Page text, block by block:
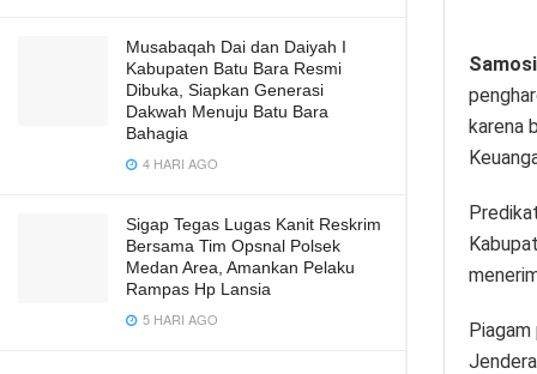
Musabaqah Dai dan Daiyah I
Kabupaten Batu Bara Resmi
Dibuka, Siapkan Generasi
Dakwah Menuju Batu Bara
Bahagia
4 HARI AGO
Sigap Tegas Lugas Kanit Reskrim
Bersama Tim Opsnal Polsek
Medan Area, Amankan Pelaku
Rampas Hp Lansia
5 HARI AGO
karena